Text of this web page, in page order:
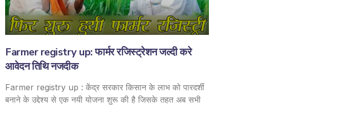
Farmer registry up: फार्मर रजिस्ट्रेशन जल्दी करे
आवेदन तिथि नजदीक
Farmer registry up : केंद्र सरकार किसान के लाभ को पारदर्शी
बनाने के उद्देश्य से एक नयी योजना शुरू की है जिसके तहत अब सभी